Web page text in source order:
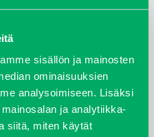
sisällön ja mainosten
ominaisuuksien
analysoimiseen. Lisäksi
ja analytiikka-
siitä, miten käytät